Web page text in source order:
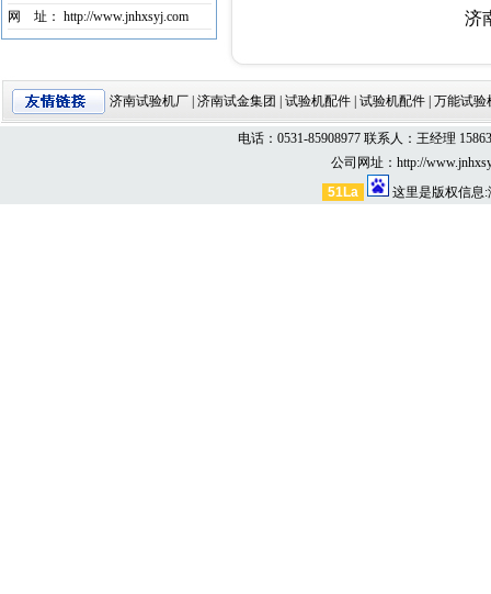
网 址： http://www.jnhxsyj.com
济
济南试验机厂 济南试金集团 试验机配件 试验机配件 万能试验
电话：0531-85908977 联系人：王经理
公司网址：http://
51La
这里是版权信息